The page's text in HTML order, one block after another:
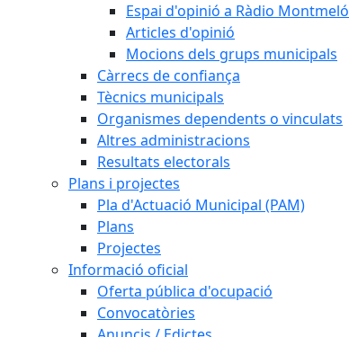
Espai d'opinió a Ràdio Montmeló
Articles d'opinió
Mocions dels grups municipals
Càrrecs de confiança
Tècnics municipals
Organismes dependents o vinculats
Altres administracions
Resultats electorals
Plans i projectes
Pla d'Actuació Municipal (PAM)
Plans
Projectes
Informació oficial
Oferta pública d'ocupació
Convocatòries